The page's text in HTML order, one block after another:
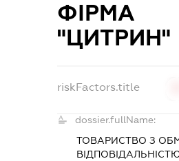
ФІРМА
"ЦИТРИН"
riskFactors.title
dossier.fullName:
ТОВАРИСТВО З